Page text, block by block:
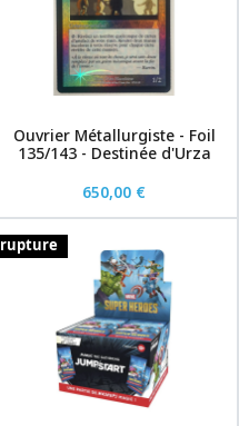
Ouvrier Métallurgiste - Foil
135/143 - Destinée d'Urza
650,00 €
rupture